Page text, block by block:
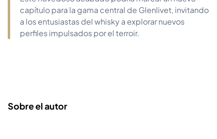
capítulo para la gama central de Glenlivet, invitando
a los entusiastas del whisky a explorar nuevos
perfiles impulsados por el terroir.
Sobre el autor